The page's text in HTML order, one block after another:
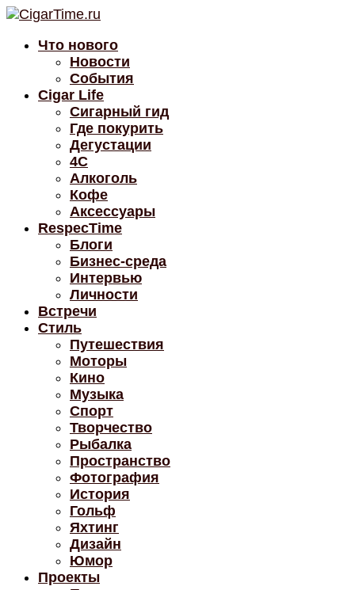
Что нового
Новости
События
Cigar Life
Сигарный гид
Где покурить
Дегустации
4C
Алкоголь
Кофе
Аксессуары
RespecTime
Блоги
Бизнес-среда
Интервью
Личности
Встречи
Стиль
Путешествия
Моторы
Кино
Музыка
Спорт
Творчество
Рыбалка
Пространство
Фотография
История
Гольф
Яхтинг
Дизайн
Юмор
Проекты